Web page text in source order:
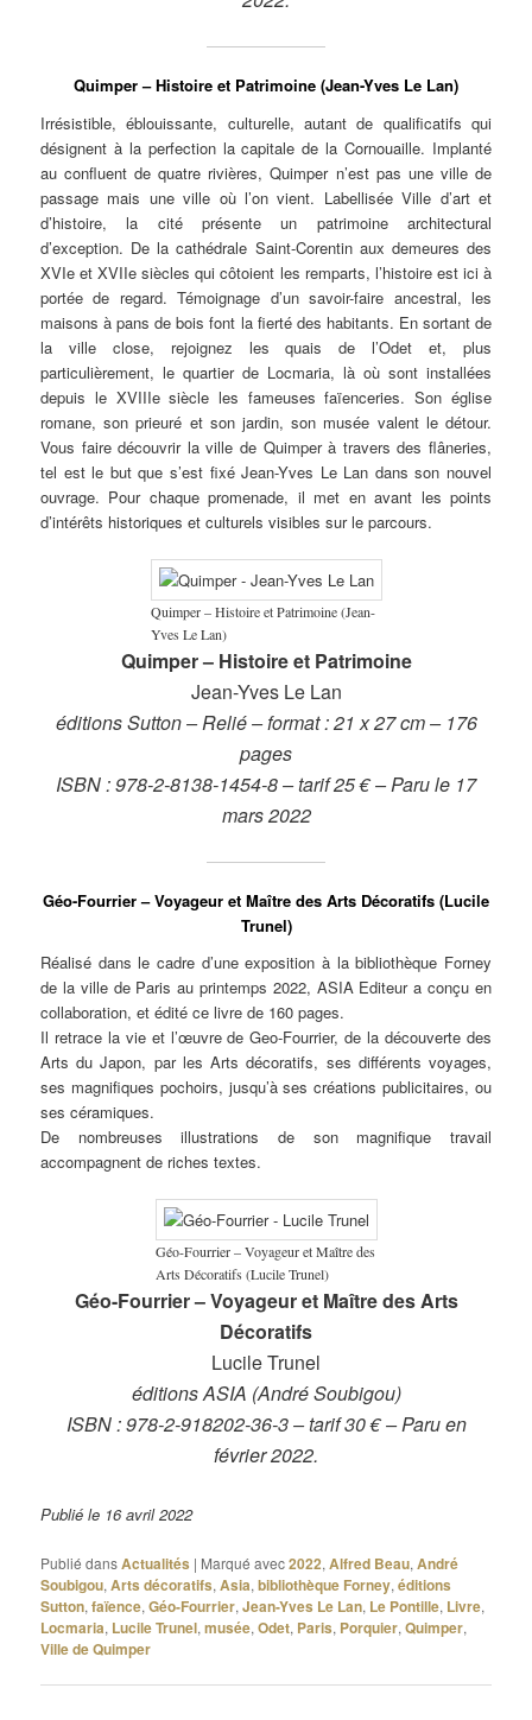
Quimper – Histoire et Patrimoine (Jean-Yves Le Lan)
Irrésistible, éblouissante, culturelle, autant de qualificatifs qui
désignent à la perfection la capitale de la Cornouaille. Implanté
au confluent de quatre rivières, Quimper n’est pas une ville de
passage mais une ville où l’on vient. Labellisée Ville d’art et
d’histoire, la cité présente un patrimoine architectural
d’exception. De la cathédrale Saint-Corentin aux demeures des
XVIe et XVIIe siècles qui côtoient les remparts, l’histoire est ici à
portée de regard. Témoignage d’un savoir-faire ancestral, les
maisons à pans de bois font la fierté des habitants. En sortant de
la ville close, rejoignez les quais de l’Odet et, plus
particulièrement, le quartier de Locmaria, là où sont installées
depuis le XVIIIe siècle les fameuses faïenceries. Son église
romane, son prieuré et son jardin, son musée valent le détour.
Vous faire découvrir la ville de Quimper à travers des flâneries,
tel est le but que s’est fixé Jean-Yves Le Lan dans son nouvel
ouvrage. Pour chaque promenade, il met en avant les points
d’intérêts historiques et culturels visibles sur le parcours.
Quimper – Histoire et Patrimoine (Jean-
Yves Le Lan)
Quimper – Histoire et Patrimoine
Jean-Yves Le Lan
éditions Sutton – Relié – format : 21 x 27 cm – 176
pages
ISBN : 978-2-8138-1454-8 – tarif 25 € – Paru le 17
mars 2022
Géo-Fourrier – Voyageur et Maître des Arts Décoratifs (Lucile
Trunel)
Réalisé dans le cadre d’une exposition à la bibliothèque Forney
de la ville de Paris au printemps 2022, ASIA Editeur a conçu en
collaboration, et édité ce livre de 160 pages.
Il retrace la vie et l’œuvre de Geo-Fourrier, de la découverte des
Arts du Japon, par les Arts décoratifs, ses différents voyages,
ses magnifiques pochoirs, jusqu’à ses créations publicitaires, ou
ses céramiques.
De nombreuses illustrations de son magnifique travail
accompagnent de riches textes.
Géo-Fourrier – Voyageur et Maître des
Arts Décoratifs (Lucile Trunel)
Géo-Fourrier – Voyageur et Maître des Arts
Décoratifs
Lucile Trunel
éditions ASIA (André Soubigou)
ISBN : 978-2-918202-36-3 – tarif 30 € – Paru en
février 2022.
Publié le 16 avril 2022
Publié dansActualités | Marqué avec2022,Alfred Beau,André
Soubigou,Arts décoratifs,Asia,bibliothèque Forney,éditions
Sutton,faïence,Géo-Fourrier,Jean-Yves Le Lan, Le Pontille, Livre,
Locmaria, Lucile Trunel,musée,Odet, Paris, Porquier,Quimper,
Ville de Quimper